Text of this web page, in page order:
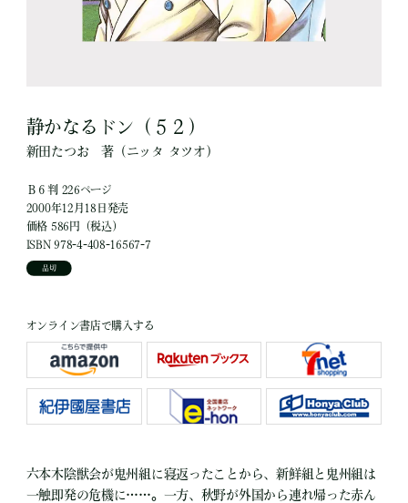
静かなるドン（５２）
新田たつお 著 （ニッタ タツオ）
Ｂ６判 226ページ
2000年12月18日発売
価格 586円（税込）
ISBN 978-4-408-16567-7
品切
オンライン書店で購入する
六本木陰獣会が鬼州組に寝返ったことから、新鮮組と鬼州組は
一触即発の危機に……。一方、秋野が外国から連れ帰った赤ん